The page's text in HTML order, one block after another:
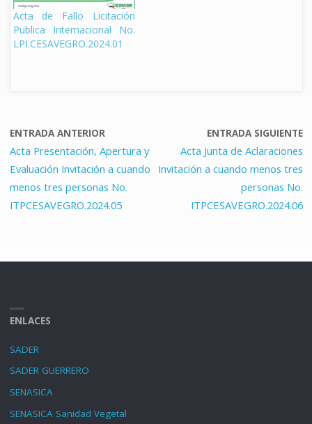
Acta de Fallo Licitación
Publica Internacional No.
LPI.CESAVEGRO.2024.01
ENTRADA ANTERIOR
Acta Presentación, Apertura y
Evaluación Invitación a cuando
menos tres personas No.
ITPCESAVEGRO.2024.05
ENTRADA SIGUIENTE
Acta Junta de Aclaraciones
Invitación a cuando menos tres
personas No.
ITPCESAVEGRO.2024.06
ENLACES
SADER
SADER GUERRERO
SENASICA
SENASICA Sanidad Vegetal